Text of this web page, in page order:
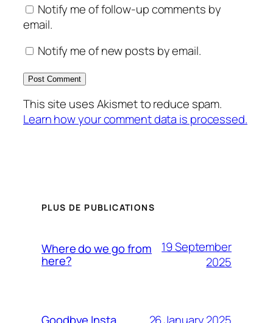
Notify me of follow-up comments by
email.
Notify me of new posts by email.
This site uses Akismet to reduce spam.
Learn how your comment data is processed.
PLUS DE PUBLICATIONS
Where do we go from
here?
19 September
2025